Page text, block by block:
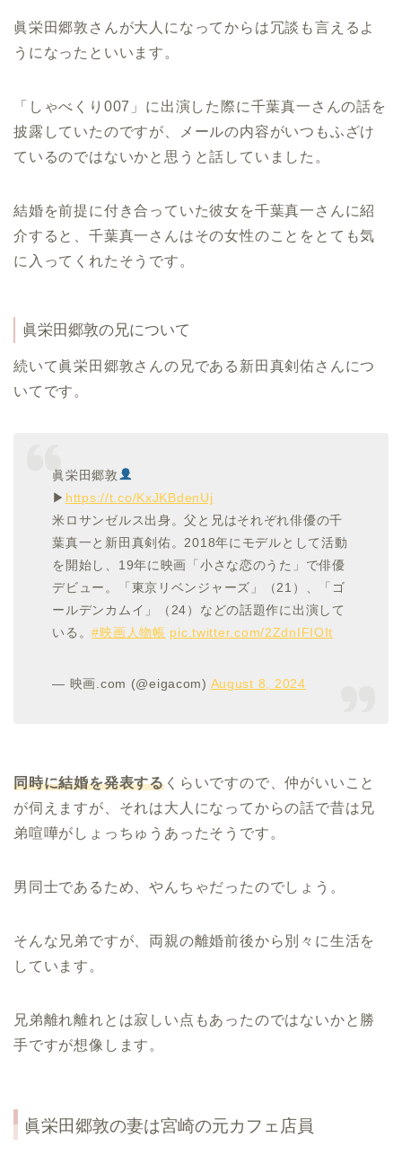
眞栄田郷敦さんが大人になってからは冗談も言えるよ
うになったといいます。
「しゃべくり007」に出演した際に千葉真一さんの話を
披露していたのですが、メールの内容がいつもふざけ
ているのではないかと思うと話していました。
結婚を前提に付き合っていた彼女を千葉真一さんに紹
介すると、千葉真一さんはその女性のことをとても気
に入ってくれたそうです。
眞栄田郷敦の兄について
続いて眞栄田郷敦さんの兄である新田真剣佑さんにつ
いてです。
眞栄田郷敦
▶ https://t.co/KxJKBdenUj
米ロサンゼルス出身。父と兄はそれぞれ俳優の千
葉真一と新田真剣佑。2018年にモデルとして活動
を開始し、19年に映画「小さな恋のうた」で俳優
デビュー。「東京リベンジャーズ」（21）、「ゴ
ールデンカムイ」（24）などの話題作に出演して
いる。#映画人物帳 pic.twitter.com/2ZdnIFIOIt
— 映画.com (@eigacom) August 8, 2024
同時に結婚を発表する くらいですので、仲がいいこと
が伺えますが、それは大人になってからの話で昔は兄
弟喧嘩がしょっちゅうあったそうです。
男同士であるため、やんちゃだったのでしょう。
そんな兄弟ですが、両親の離婚前後から別々に生活を
しています。
兄弟離れ離れとは寂しい点もあったのではないかと勝
手ですが想像します。
眞栄田郷敦の妻は宮崎の元カフェ店員